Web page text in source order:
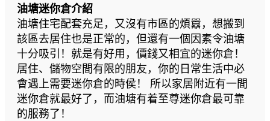
油塘迷你倉介紹
油塘住宅配套充足，又沒有市區的煩囂，想搬到
該區去居住也是正常的，但還有一個因素令油塘
十分吸引！就是有好用，價錢又相宜的迷你倉！
居住、儲物空間有限的朋友，你的日常生活中必
會遇上需要迷你倉的時侯！ 所以家居附近有一間
迷你倉就最好了，而油塘有着至尊迷你倉最可靠
的服務了！